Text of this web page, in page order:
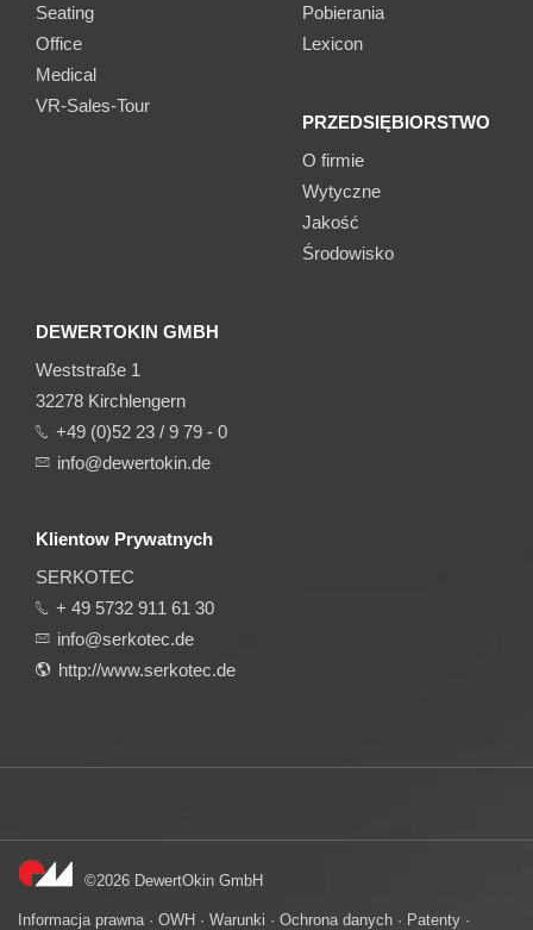
Seating
Office
Medical
VR-Sales-Tour
Pobierania
Lexicon
PRZEDSIĘBIORSTWO
O firmie
Wytyczne
Jakość
Środowisko
DEWERTOKIN GMBH
Weststraße 1
32278 Kirchlengern
+49 (0)52 23 / 9 79 - 0
info@dewertokin.de
Klientow Prywatnych
SERKOTEC
+ 49 5732 911 61 30
info@serkotec.de
http://www.serkotec.de
©2026 DewertOkin GmbH
Informacja prawna · OWH · Warunki · Ochrona danych · Patenty ·